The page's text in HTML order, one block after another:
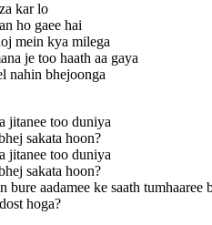
kar lo
ho gaee hai
mein kya milega
je too haath aa gaya
nahin bhejoonga
jitanee too duniya
sakata hoon?
jitanee too duniya
sakata hoon?
bure aadamee ke saath tumhaaree
hoga?